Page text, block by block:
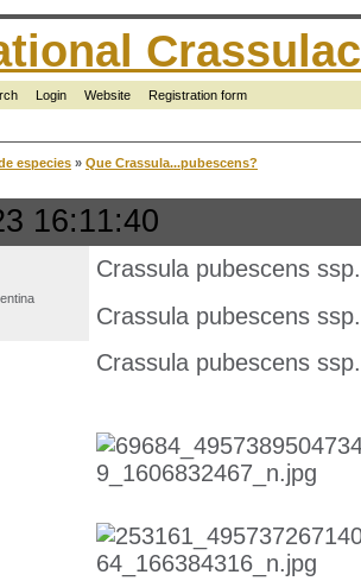
Login Website Registration form
especies » Que Crassula...pubescens?
16:11:40
Crassula pubescens
Crassula pubescens
Crassula pubescens